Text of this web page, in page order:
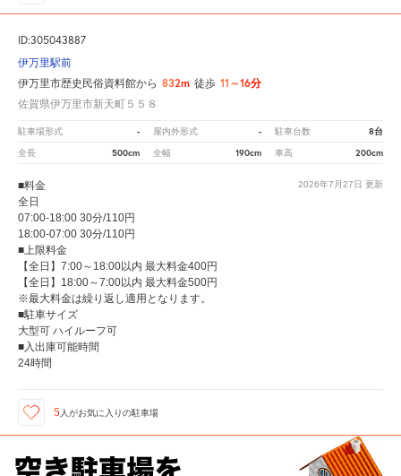
ID:305043887
伊万里駅前
伊万里市歴史民俗資料館から 832m 徒歩 11～16分
佐賀県伊万里市新天町５５８
駐車場形式 - 屋内外形式 - 駐車台数 8台
全長 500cm 全幅 190cm 車高 200cm
2026年7月27日 更新
■料金
全日
07:00-18:00 30分/110円
18:00-07:00 30分/110円
■上限料金
【全日】7:00～18:00以内 最大料金400円
【全日】18:00～7:00以内 最大料金500円
※最大料金は繰り返し適用となります。
■駐車サイズ
大型可 ハイルーフ可
■入出庫可能時間
24時間
5 人がお気に入りの駐車場